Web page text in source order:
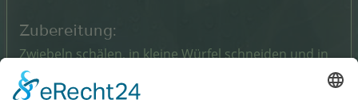
Zubereitung:
Zwiebeln schälen, in kleine Würfel schneiden und in
einem Suppentopf in Öl glasig anbraten.
Abgetropftes Sauerkraut beigeben, gut durchrühren,
mit der Rindsuppe aufgießen.